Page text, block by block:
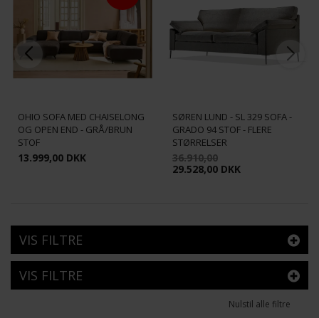
OHIO SOFA MED CHAISELONG
OG OPEN END - GRÅ/BRUN
STOF
13.999,00 DKK
SØREN LUND - SL 329 SOFA -
GRADO 94 STOF - FLERE
STØRRELSER
36.910,00
29.528,00 DKK
VIS FILTRE
VIS FILTRE
Nulstil alle filtre